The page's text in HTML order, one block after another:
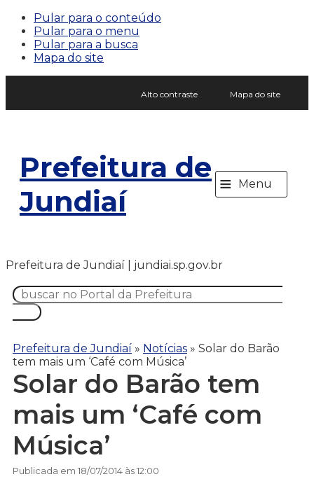
Pular para o conteúdo
Pular para o menu
Pular para a busca
Mapa do site
Alto contraste Mapa do site
Prefeitura de
Jundiaí
≡ Menu
Prefeitura de Jundiaí | jundiai.sp.gov.br
Prefeitura de Jundiaí » Notícias » Solar do Barão
tem mais um ‘Café com Música’
Solar do Barão tem
mais um ‘Café com
Música’
Publicada em 18/07/2014 às 12:00